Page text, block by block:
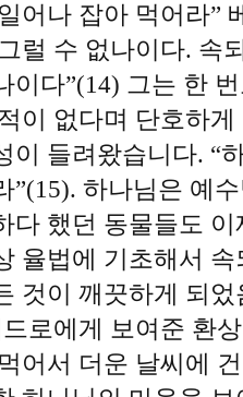
어나 잡아 먹어라”
럴 수 없나이다. 속
이다”(14) 그는 한
이 없다며 단호하
이 들려왔습니다. “
”(15). 하나님은 예
다 했던 동물들도
율법에 기초해서
것이 깨끗하게 되
로에게 보여준 환
어서 더운 날씨에